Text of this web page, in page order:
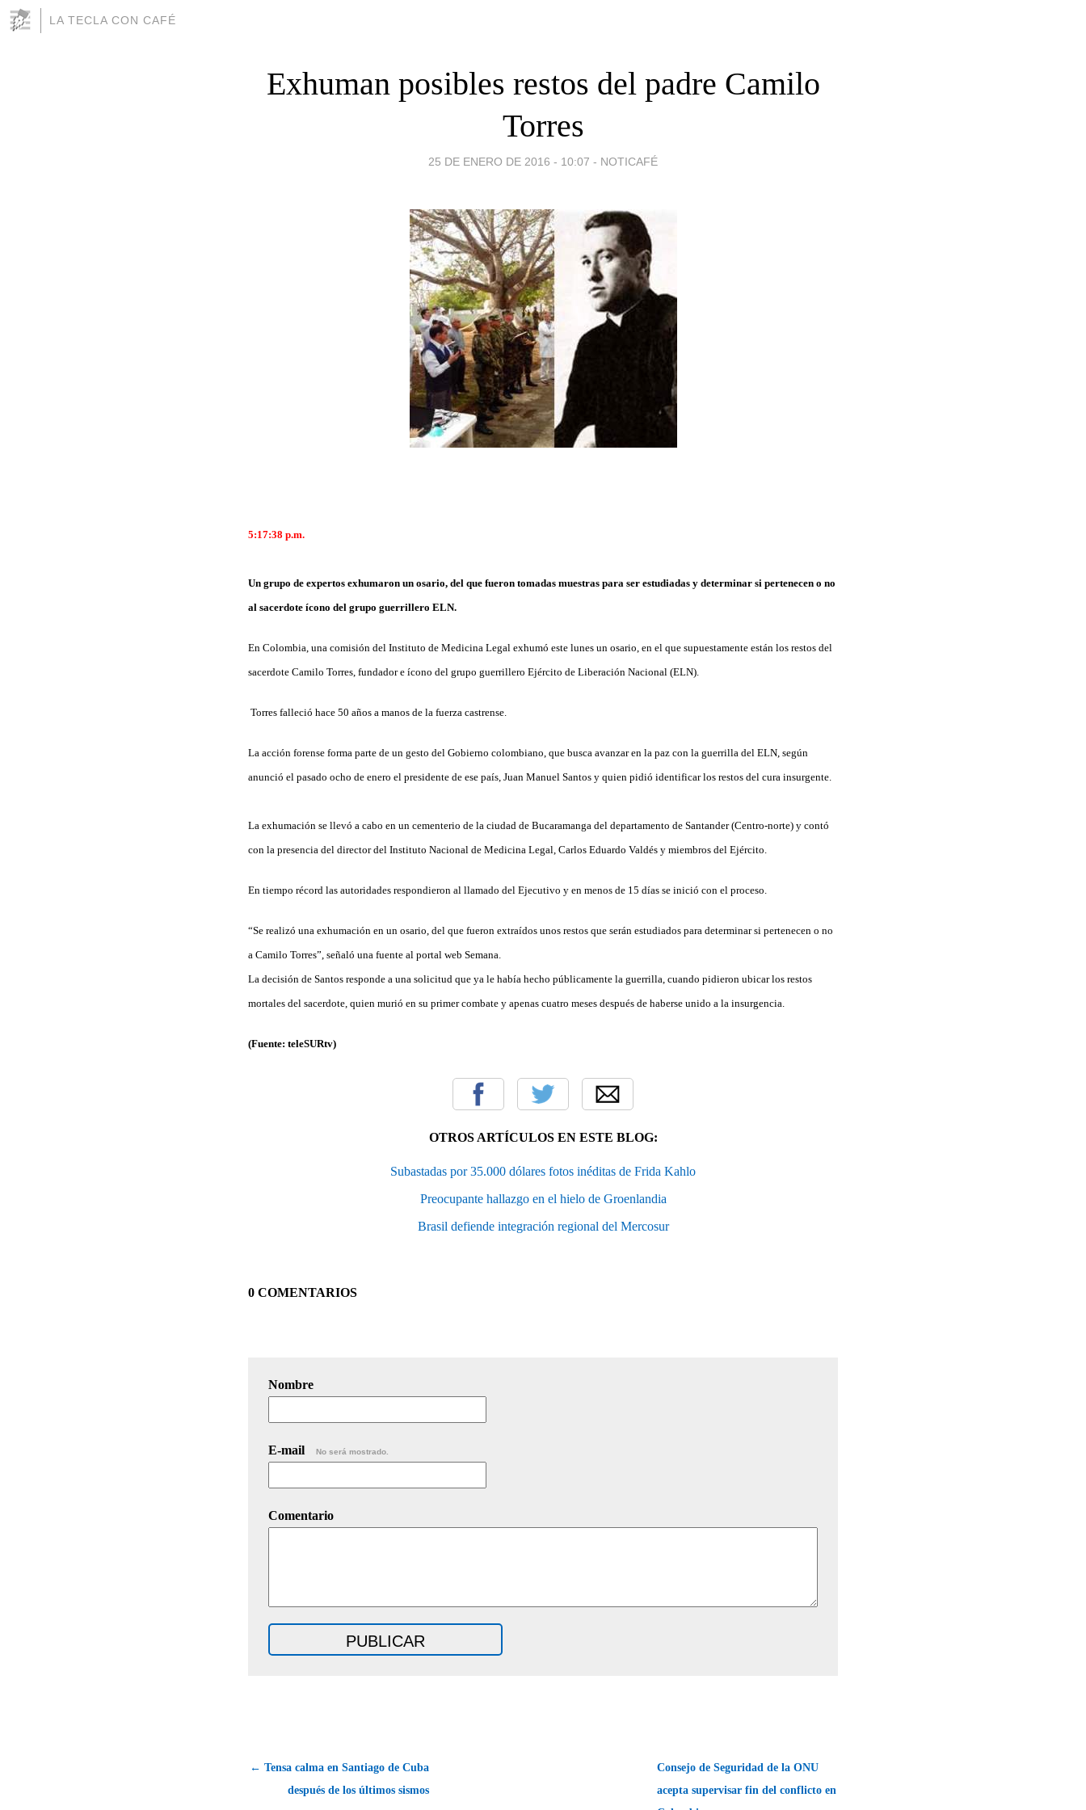
LA TECLA CON CAFÉ
Exhuman posibles restos del padre Camilo
Torres
25 DE ENERO DE 2016 - 10:07 - NOTICAFÉ
5:17:38 p.m.
Un grupo de expertos exhumaron un osario, del que fueron tomadas muestras para ser estudiadas y determinar si pertenecen o no
al sacerdote ícono del grupo guerrillero ELN.
En Colombia, una comisión del Instituto de Medicina Legal exhumó este lunes un osario, en el que supuestamente están los restos del
sacerdote Camilo Torres, fundador e ícono del grupo guerrillero Ejército de Liberación Nacional (ELN).
Torres falleció hace 50 años a manos de la fuerza castrense.
La acción forense forma parte de un gesto del Gobierno colombiano, que busca avanzar en la paz con la guerrilla del ELN, según
anunció el pasado ocho de enero el presidente de ese país, Juan Manuel Santos y quien pidió identificar los restos del cura insurgente.
La exhumación se llevó a cabo en un cementerio de la ciudad de Bucaramanga del departamento de Santander (Centro-norte) y contó
con la presencia del director del Instituto Nacional de Medicina Legal, Carlos Eduardo Valdés y miembros del Ejército.
En tiempo récord las autoridades respondieron al llamado del Ejecutivo y en menos de 15 días se inició con el proceso.
“Se realizó una exhumación en un osario, del que fueron extraídos unos restos que serán estudiados para determinar si pertenecen o no
a Camilo Torres”, señaló una fuente al portal web Semana.
La decisión de Santos responde a una solicitud que ya le había hecho públicamente la guerrilla, cuando pidieron ubicar los restos
mortales del sacerdote, quien murió en su primer combate y apenas cuatro meses después de haberse unido a la insurgencia.
(Fuente: teleSURtv)
OTROS ARTÍCULOS EN ESTE BLOG:
Subastadas por 35.000 dólares fotos inéditas de Frida Kahlo
Preocupante hallazgo en el hielo de Groenlandia
Brasil defiende integración regional del Mercosur
0 COMENTARIOS
Nombre
E-mail No será mostrado.
Comentario
← Tensa calma en Santiago de Cuba
después de los últimos sismos
Consejo de Seguridad de la ONU
acepta supervisar fin del conflicto en